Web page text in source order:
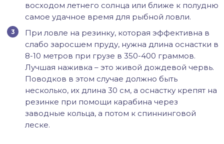
восходом летнего солнца или ближе к полудню
самое удачное время для рыбной ловли.
При ловле на резинку, которая эффективна в
слабо заросшем пруду, нужна длина оснастки в
8-10 метров при грузе в 350-400 граммов.
Лучшая наживка – это живой дождевой червь.
Поводков в этом случае должно быть
несколько, их длина 30 см, а оснастку крепят на
резинке при помощи карабина через
заводные кольца, а потом к спиннинговой
леске.